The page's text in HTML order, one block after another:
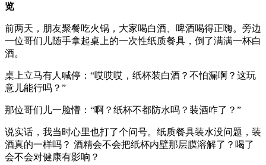
览
前两天，朋友聚餐吃火锅，大家喝白酒、啤酒喝得正嗨。旁边
一位哥们儿随手拿起桌上的一次性纸质餐具 ，倒了满满一杯白
酒。
桌上立马有人喊停：“哎哎哎，纸杯装白酒？不怕漏啊？这玩
意儿能行吗？”
那位哥们儿一脸懵：“啊？纸杯不都防水吗？装酒咋了？”
说实话，我当时心里也打了个问号。 纸质餐具装水没问题，装
酒真的一样吗？ 酒精会不会把纸杯内壁那层膜溶解了？喝了
会不会对健康有影响？